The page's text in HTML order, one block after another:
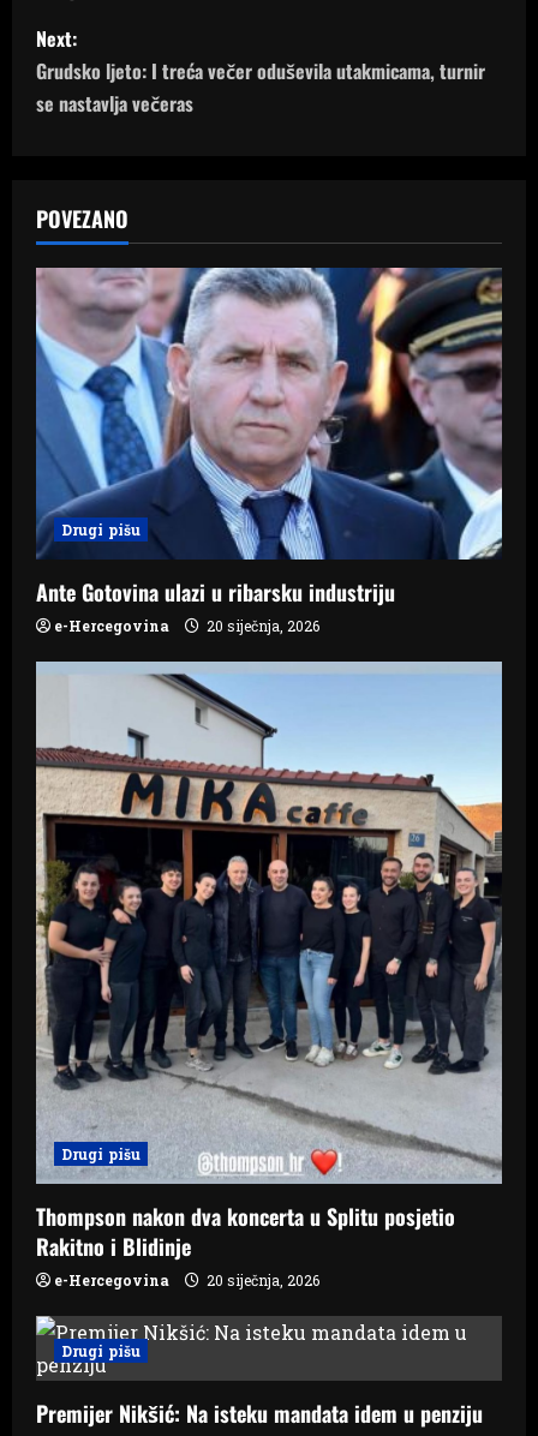
t
n
v
i
g
a
t
o
n
Next:
Grudsko ljeto: I treća večer oduševila utakmicama, turnir
se nastavlja večeras
POVEZANO
Drugi pišu
Ante Gotovina ulazi u ribarsku industriju
e-Hercegovina 20 siječnja, 2026
Drugi pišu
Thompson nakon dva koncerta u Splitu posjetio
Rakitno i Blidinje
e-Hercegovina 20 siječnja, 2026
Drugi pišu
Premijer Nikšić: Na isteku mandata idem u penziju